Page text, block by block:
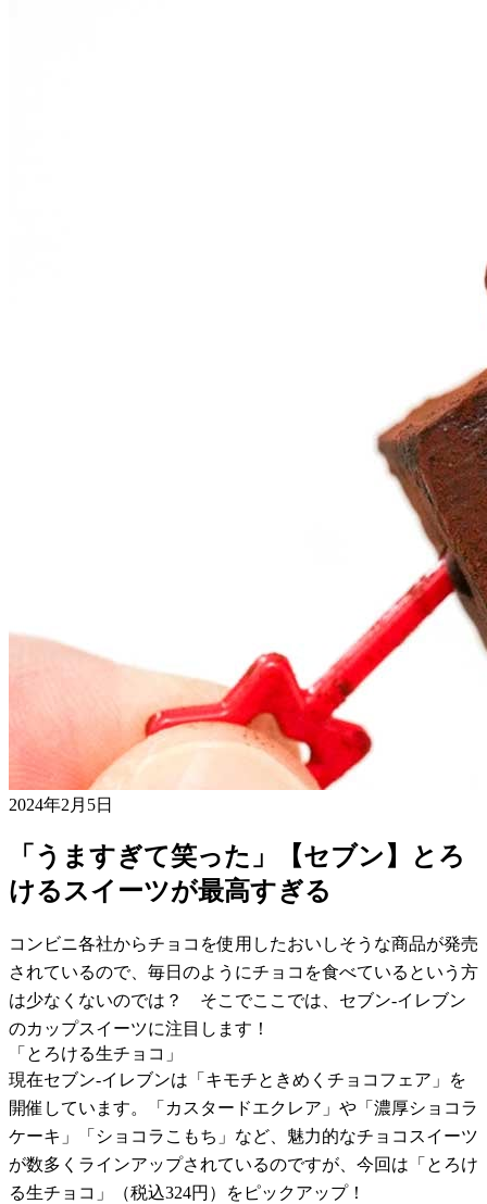
2024年2月5日
「うますぎて笑った」【セブン】とろ
けるスイーツが最高すぎる
コンビニ各社からチョコを使用したおいしそうな商品が発売
されているので、毎日のようにチョコを食べているという方
は少なくないのでは？ そこでここでは、セブン-イレブン
のカップスイーツに注目します！
「とろける生チョコ」
現在セブン-イレブンは「キモチときめくチョコフェア」を
開催しています。「カスタードエクレア」や「濃厚ショコラ
ケーキ」「ショコラこもち」など、魅力的なチョコスイーツ
が数多くラインアップされているのですが、今回は「とろけ
る生チョコ」（税込324円）をピックアップ！